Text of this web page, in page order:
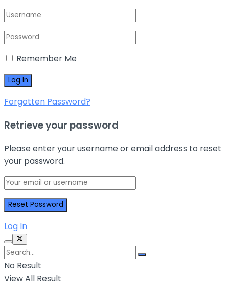
Remember Me
Forgotten Password?
Retrieve your password
Please enter your username or email address to reset
your password.
Log In
No Result
View All Result